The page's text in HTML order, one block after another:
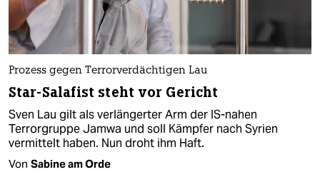
Prozess gegen Terrorverdächtigen Lau
Star-Salafist steht vor Gericht
Sven Lau gilt als verlängerter Arm der IS-nahen
Terrorgruppe Jamwa und soll Kämpfer nach Syrien
vermittelt haben. Nun droht ihm Haft.
Von Sabine am Orde